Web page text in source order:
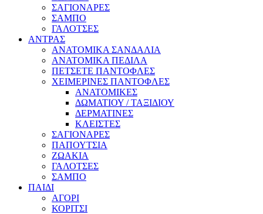
ΣΑΓΙΟΝΑΡΕΣ
ΣΑΜΠΟ
ΓΑΛΟΤΣΕΣ
ΑΝΤΡΑΣ
ΑΝΑΤΟΜΙΚΑ ΣΑΝΔΑΛΙΑ
ΑΝΑΤΟΜΙΚΑ ΠΕΔΙΛΑ
ΠΕΤΣΕΤΕ ΠΑΝΤΟΦΛΕΣ
ΧΕΙΜΕΡΙΝΕΣ ΠΑΝΤΟΦΛΕΣ
ΑΝΑΤΟΜΙΚΕΣ
ΔΩΜΑΤΙΟΥ / ΤΑΞΙΔΙΟΥ
ΔΕΡΜΑΤΙΝΕΣ
ΚΛΕΙΣΤΕΣ
ΣΑΓΙΟΝΑΡΕΣ
ΠΑΠΟΥΤΣΙΑ
ΖΩΑΚΙΑ
ΓΑΛΟΤΣΕΣ
ΣΑΜΠΟ
ΠΑΙΔΙ
ΑΓΟΡΙ
ΚΟΡΙΤΣΙ